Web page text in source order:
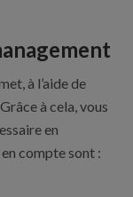
à l’aide de
à cela, vous
en
compte sont :